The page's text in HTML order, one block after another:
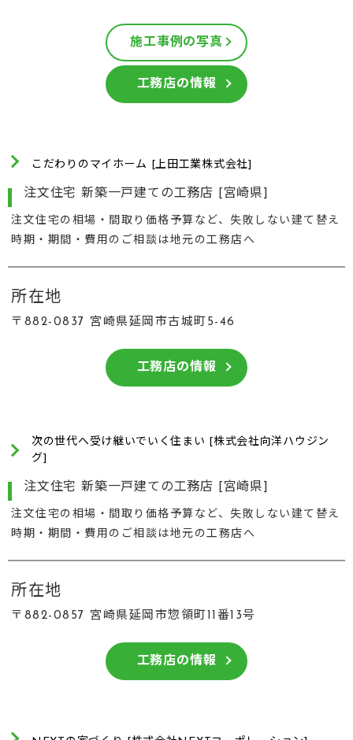
施工事例の写真
工務店の情報
こだわりのマイホーム [上田工業株式会社]
注文住宅 新築一戸建ての工務店 [宮崎県]
注文住宅の相場・間取り価格予算など、失敗しない建て替え
時期・期間・費用のご相談は地元の工務店へ
所在地
〒882-0837 宮崎県延岡市古城町5-46
工務店の情報
次の世代へ受け継いでいく住まい [株式会社向洋ハウジン
グ]
注文住宅 新築一戸建ての工務店 [宮崎県]
注文住宅の相場・間取り価格予算など、失敗しない建て替え
時期・期間・費用のご相談は地元の工務店へ
所在地
〒882-0857 宮崎県延岡市惣領町11番13号
工務店の情報